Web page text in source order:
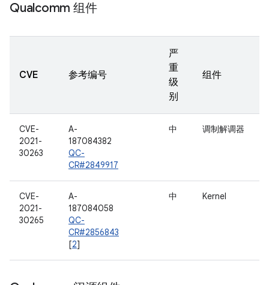
Qualcomm 组件
CVE 参考编号
严
重
级
别
组件
CVE-
2021-
30263
A-
187084382
QC-
CR#2849917
中 调制解调器
CVE-
2021-
30265
A-
187084058
QC-
CR#2856843
[2]
中 Kernel